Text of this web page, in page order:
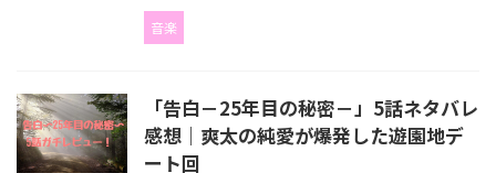
音楽
「告白－25年目の秘密－」5話ネタバレ
感想｜爽太の純愛が爆発した遊園地デ
ート回